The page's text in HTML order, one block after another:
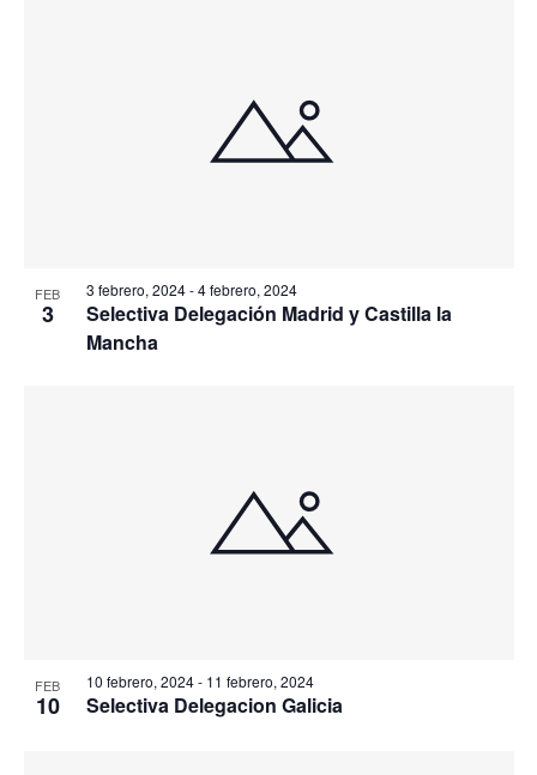
FEB
3
3 febrero, 2024-4 febrero, 2024
Selectiva Delegación Madrid y Castilla la
Mancha
FEB
10
10 febrero, 2024- 11 febrero, 2024
Selectiva Delegacion Galicia